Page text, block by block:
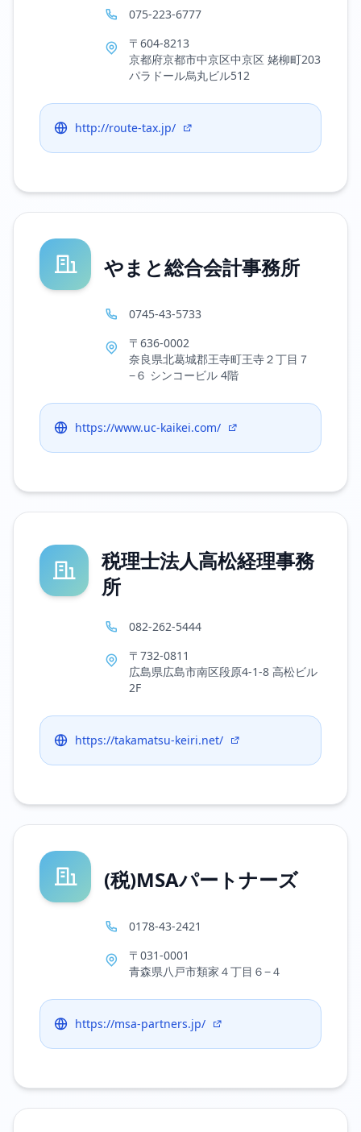
075-223-6777
〒604-8213
京都府京都市中京区中京区 姥柳町203
パラドール烏丸ビル512
http://route-tax.jp/
やまと総合会計事務所
0745-43-5733
〒636-0002
奈良県北葛城郡王寺町王寺２丁目７
−６ シンコービル 4階
https://www.uc-kaikei.com/
税理士法人高松経理事務
所
082-262-5444
〒732-0811
広島県広島市南区段原4-1-8 高松ビル
2F
https://takamatsu-keiri.net/
(税)MSAパートナーズ
0178-43-2421
〒031-0001
青森県八戸市類家４丁目６−４
https://msa-partners.jp/